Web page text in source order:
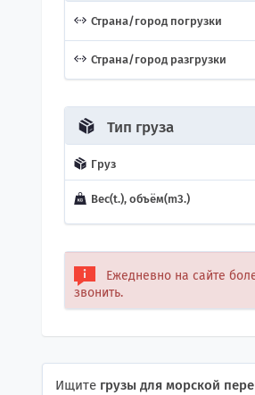
Страна/город погрузки
Страна/город разгрузки
Тип груза
Груз
Вес(t.), объём(m3.)
Ежедневно на сайте
звонить.
Ищите грузы для морской